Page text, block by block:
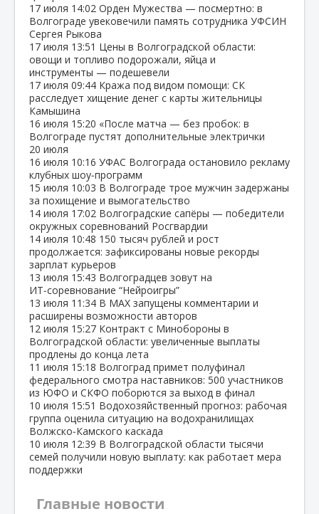
17 июля 14:02 Орден Мужества — посмертно: в
Волгограде увековечили память сотрудника УФСИН
Сергея Рыкова
17 июля 13:51 Цены в Волгоградской области:
овощи и топливо подорожали, яйца и
инструменты — подешевели
17 июля 09:44 Кража под видом помощи: СК
расследует хищение денег с карты жительницы
Камышина
16 июля 15:20 «После матча — без пробок: в
Волгограде пустят дополнительные электрички
20 июля
16 июля 10:16 УФАС Волгограда остановило рекламу
клубных шоу‑программ
15 июля 10:03 В Волгограде трое мужчин задержаны
за похищение и вымогательство
14 июля 17:02 Волгоградские сапёры — победители
окружных соревнований Росгвардии
14 июля 10:48 150 тысяч рублей и рост
продолжается: зафиксированы новые рекорды
зарплат курьеров
13 июля 15:43 Волгоградцев зовут на
ИТ‑соревнование “Нейроигры”
13 июля 11:34 В МАХ запущены комментарии и
расширены возможности авторов
12 июля 15:27 Контракт с Минобороны в
Волгоградской области: увеличенные выплаты
продлены до конца лета
11 июля 15:18 Волгоград примет полуфинал
федерального смотра наставников: 500 участников
из ЮФО и СКФО поборются за выход в финал
10 июля 15:51 Водохозяйственный прогноз: рабочая
группа оценила ситуацию на водохранилищах
Волжско‑Камского каскада
10 июля 12:39 В Волгоградской области тысячи
семей получили новую выплату: как работает мера
поддержки
Главные новости